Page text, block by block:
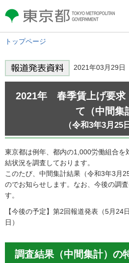
東京都 TOKYO METROPOLITAN
GOVERNMENT
トップページ
2021年03月29
2021年 春季賃上げ要求
て（中間集
（令和3年3月25
東京都は例年、都内の1,000労働組合を
結状況を調査しております。
このたび、中間集計結果（令和3年3月
のでお知らせします。なお、今後の調
す。
【今後の予定】第2回報道発表（5月24
日）
調査結果（中間集計）の